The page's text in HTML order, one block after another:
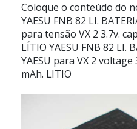
Coloque o conteúdo do
YAESU FNB 82 LI.
para tensão VX 2 3.7v.
LÍTIO YAESU FNB 82 LI.
YAESU para VX 2 voltage
mAh. LITIO